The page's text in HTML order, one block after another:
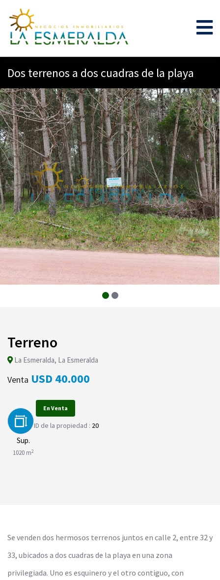
Dos terrenos a dos cuadras de la playa
Terreno
La Esmeralda, La Esmeralda
Venta USD 40.000
Sup.
1020 m2
En Venta
ID de la propiedad : 20
Se venden dos hermosos terrenos juntos en calle 2, entre 32 y
33, ubicados a dos cuadras de la playa en una zona
privilegiada. Uno es esquinero y el otro contiguo, con